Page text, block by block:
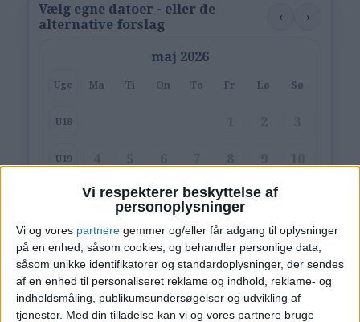
Vi respekterer beskyttelse af
personoplysninger
Vi og vores partnere gemmer og/eller får adgang til oplysninger
på en enhed, såsom cookies, og behandler personlige data,
såsom unikke identifikatorer og standardoplysninger, der sendes
af en enhed til personaliseret reklame og indhold, reklame- og
indholdsmåling, publikumsundersøgelser og udvikling af
tjenester. Med din tilladelse kan vi og vores partnere bruge
Vælg egne datoer - eller de
alternative forslag
‹ ›
maj 2026
Uge Ma Ti On To Fr Lø Sø
U18
U19
11 12 13 14 15 16
U21 18 19 20 21 22 23 24
U22 25 26 27 28 29 30 31
Alternative datoer:
Hotel: 21. - 22. jun.